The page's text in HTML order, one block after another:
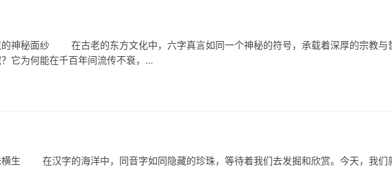
神秘面纱 在古老的东方文化中，六字真言如同一个神秘的符号，承载着深厚的宗教与
它为何能在千百年间流传不衰，…
横生 在汉字的海洋中，同音字如同隐藏的珍珠，等待着我们去发掘和欣赏。今天，我们